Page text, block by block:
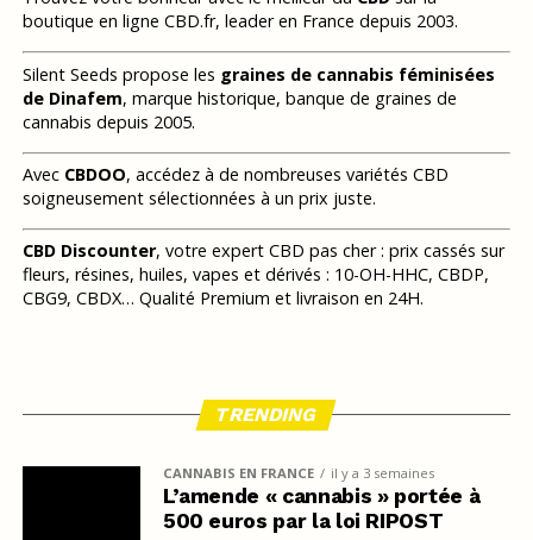
boutique en ligne CBD.fr, leader en France depuis 2003.
Silent Seeds propose les graines de cannabis féminisées
de Dinafem, marque historique, banque de graines de
cannabis depuis 2005.
Avec CBDOO, accédez à de nombreuses variétés CBD
soigneusement sélectionnées à un prix juste.
CBD Discounter, votre expert CBD pas cher : prix cassés sur
fleurs, résines, huiles, vapes et dérivés : 10-OH-HHC, CBDP,
CBG9, CBDX… Qualité Premium et livraison en 24H.
TRENDING
CANNABIS EN FRANCE il y a 3 semaines
L’amende « cannabis » portée à
500 euros par la loi RIPOST